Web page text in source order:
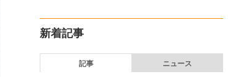
新着記事
記事 ニュース